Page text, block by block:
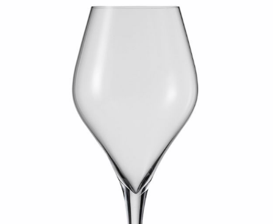
Bildergalerie überspringen